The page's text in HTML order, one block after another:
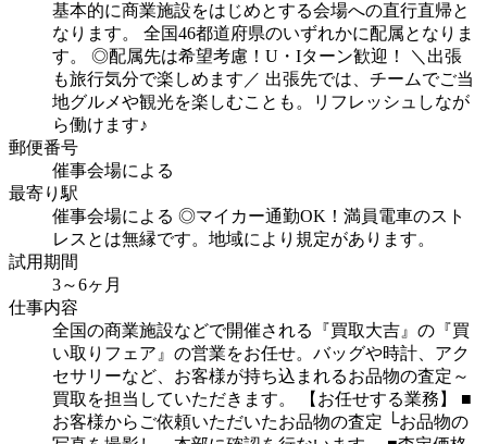
基本的に商業施設をはじめとする会場への直行直帰と
なります。
全国46都道府県のいずれかに配属となりま
す。
◎配属先は希望考慮！U・Iターン歓迎！
＼出張
も旅行気分で楽しめます／ 出張先では、チームでご当
地グルメや観光を楽しむことも。リフレッシュしなが
ら働けます♪
郵便番号
催事会場による
最寄り駅
催事会場による ◎マイカー通勤OK！満員電車のスト
レスとは無縁です。地域により規定があります。
試用期間
3～6ヶ月
仕事内容
全国の商業施設などで開催される『買取大吉』の『買
い取りフェア』の営業をお任せ。バッグや時計、アク
セサリーなど、お客様が持ち込まれるお品物の査定～
買取を担当していただきます。
【お任せする業務】
■
お客様からご依頼いただいたお品物の査定 └お品物の